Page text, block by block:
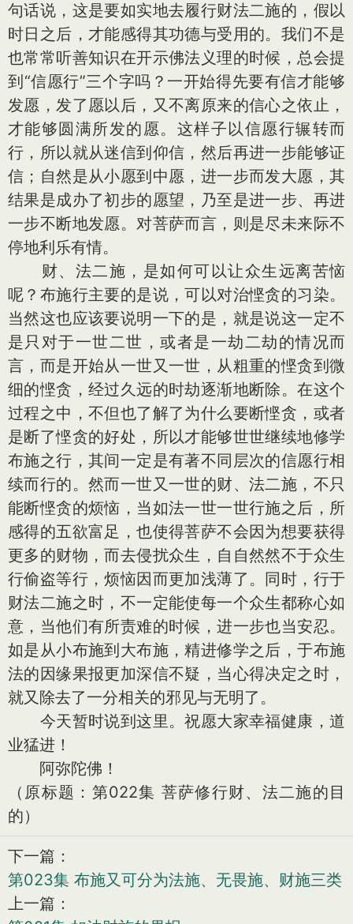
句话说，这是要如实地去履行财法二施的，假以
时日之后，才能感得其功德与受用的。我们不是
也常常听善知识在开示佛法义理的时候，总会提
到“信愿行”三个字吗？一开始得先要有信才能够
发愿，发了愿以后，又不离原来的信心之依止，
才能够圆满所发的愿。这样子以信愿行辗转而
行，所以就从迷信到仰信，然后再进一步能够证
信；自然是从小愿到中愿，进一步而发大愿，其
结果是成办了初步的愿望，乃至是进一步、再进
一步不断地发愿。对菩萨而言，则是尽未来际不
停地利乐有情。
财、法二施，是如何可以让众生远离苦恼
呢？布施行主要的是说，可以对治悭贪的习染。
当然这也应该要说明一下的是，就是说这一定不
是只对于一世二世，或者是一劫二劫的情况而
言，而是开始从一世又一世，从粗重的悭贪到微
细的悭贪，经过久远的时劫逐渐地断除。在这个
过程之中，不但也了解了为什么要断悭贪，或者
是断了悭贪的好处，所以才能够世世继续地修学
布施之行，其间一定是有著不同层次的信愿行相
续而行的。然而一世又一世的财、法二施，不只
能断悭贪的烦恼，当如法一世一世行施之后，所
感得的五欲富足，也使得菩萨不会因为想要获得
更多的财物，而去侵扰众生，自自然然不于众生
行偷盗等行，烦恼因而更加浅薄了。同时，行于
财法二施之时，不一定能使每一个众生都称心如
意，当他们有所责难的时候，进一步也当安忍。
如是从小布施到大布施，精进修学之后，于布施
法的因缘果报更加深信不疑，当心得决定之时，
就又除去了一分相关的邪见与无明了。
今天暂时说到这里。祝愿大家幸福健康，道
业猛进！
阿弥陀佛！
（原标题：第022集 菩萨修行财、法二施的目
的）
下一篇：
第023集 布施又可分为法施、无畏施、财施三类
上一篇：